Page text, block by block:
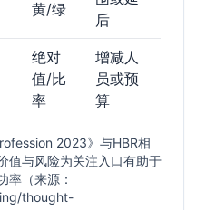
黄/绿
后
绝对
值/比
率
增减人
员或预
算
2023》与HBR相
值与风险为关注入口有助于
率（来源：
thought-